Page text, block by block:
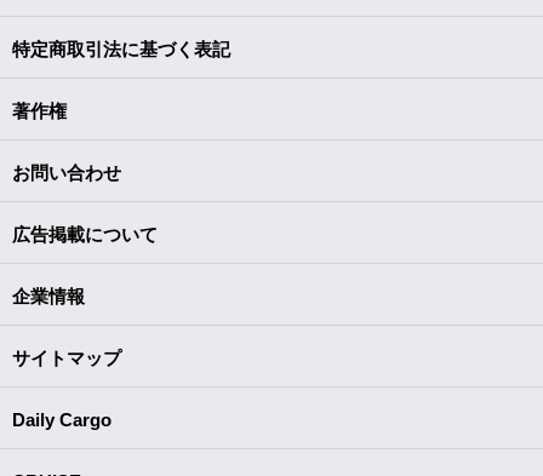
特定商取引法に基づく表記
著作権
お問い合わせ
広告掲載について
企業情報
サイトマップ
Daily Cargo